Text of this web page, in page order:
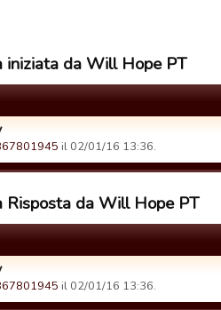
iniziata da Will Hope PT
il 02/01/16 13:36.
Risposta da Will Hope PT
il 02/01/16 13:36.